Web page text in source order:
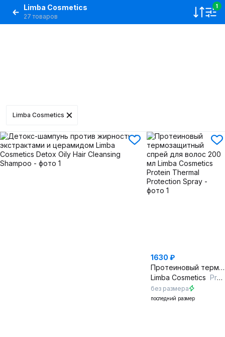
Limba Cosmetics
27 товаров
1
Limba Cosmetics
1630 ₽
Протеиновый термозащитный спрей для волос 200 мл
Limba Cosmetics Protein Thermal Protection Spray
без размера
последний размер